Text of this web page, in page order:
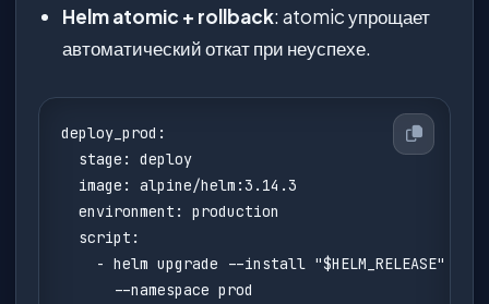
Helm atomic + rollback: atomic упрощает
автоматический откат при неуспехе.
deploy_prod:
  stage: deploy
  image: alpine/helm:3.14.3
  environment: production
  script:
- helm upgrade --install "$HELM_RELEASE" ./
      --namespace prod